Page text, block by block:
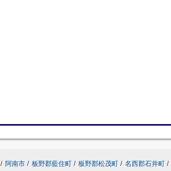
/ 阿南市 / 板野郡藍住町 / 板野郡松茂町 / 名西郡石井町 /